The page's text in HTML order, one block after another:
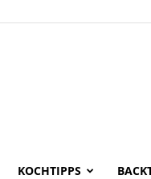
KOCHTIPPS